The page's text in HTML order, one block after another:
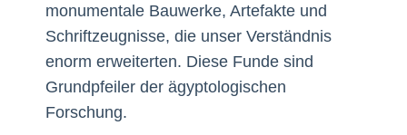
monumentale Bauwerke, Artefakte und
Schriftzeugnisse, die unser Verständnis
enorm erweiterten. Diese Funde sind
Grundpfeiler der ägyptologischen
Forschung.